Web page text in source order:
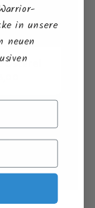
in unsere
neuen